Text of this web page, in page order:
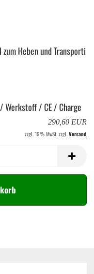
Heben und Transporti
Werkstoff / CE / Charge
290,60 EUR
zzgl. 19% MwSt. zzgl.Versand